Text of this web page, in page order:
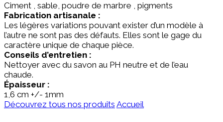
Ciment , sable, poudre de marbre , pigments
Fabrication artisanale :
Les légères variations pouvant exister d’un modèle à
l’autre ne sont pas des défauts. Elles sont le gage du
caractère unique de chaque pièce.
Conseils d’entretien :
Nettoyer avec du savon au PH neutre et de l’eau
chaude.
Épaisseur :
1,6 cm +/- 1mm
Découvrez tous nos produits Accueil